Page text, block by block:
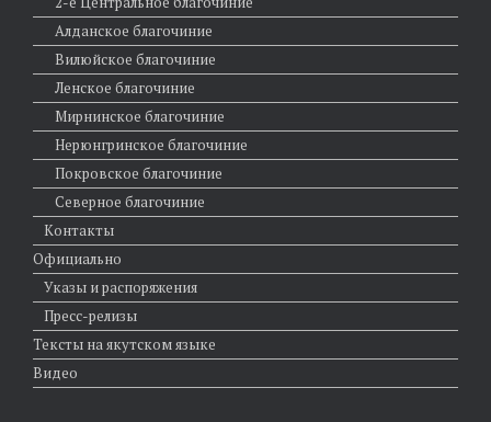
Алданское благочиние
Вилюйское благочиние
Ленское благочиние
Мирнинское благочиние
Нерюнгринское благочиние
Покровское благочиние
Северное благочиние
Контакты
Официально
Указы и распоряжения
Пресс-релизы
Тексты на якутском языке
Видео